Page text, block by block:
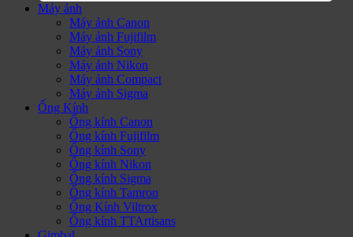
Máy ảnh
Máy ảnh Canon
Máy ảnh Fujifilm
Máy ảnh Sony
Máy ảnh Nikon
Máy ảnh Compact
Máy ảnh Sigma
Ống Kính
Ống kính Canon
Ống kính Fujifilm
Ống kính Sony
Ống kính Nikon
Ống kính Sigma
Ống kính Tamron
Ống Kính Viltrox
Ống kính TTArtisans